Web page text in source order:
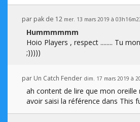
par pak de 12 mer. 13 mars 2019 à
Hummmmmm
Hoio Players , respect ........ Tu
;)))))
par Un Catch Fender dim. 17 mars 2019 à
ah content de lire que mon oreille
avoir saisi la référence dans This